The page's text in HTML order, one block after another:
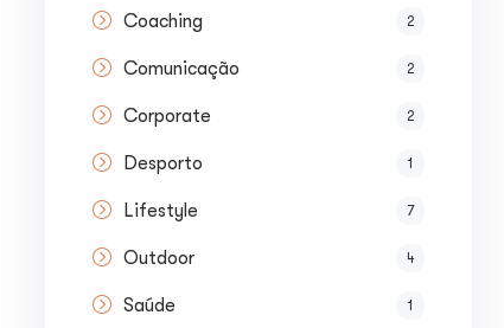
Coaching 2
Comunicação 2
Corporate 2
Desporto 1
Lifestyle 7
Outdoor 4
Saúde 1